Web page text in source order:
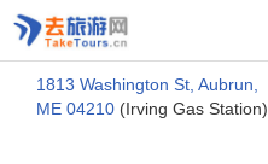
1813 Washington St, Aubrun,
ME 04210 (Irving Gas Station)